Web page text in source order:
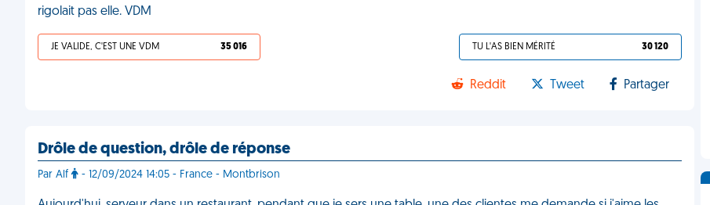
rigolait pas elle. VDM
JE VALIDE, C'EST UNE VDM 35 016 TU L'AS BIEN MÉRITÉ 30 120
Reddit Tweet Partager
Drôle de question, drôle de réponse
Par Alf - 12/09/2024 14:05 - France - Montbrison